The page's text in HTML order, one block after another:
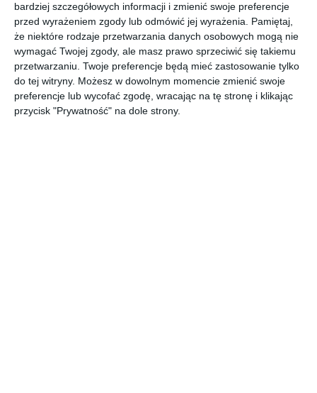
bardziej szczegółowych informacji i zmienić swoje preferencje
przed wyrażeniem zgody lub odmówić jej wyrażenia. Pamiętaj,
że niektóre rodzaje przetwarzania danych osobowych mogą nie
wymagać Twojej zgody, ale masz prawo sprzeciwić się takiemu
przetwarzaniu. Twoje preferencje będą mieć zastosowanie tylko
do tej witryny. Możesz w dowolnym momencie zmienić swoje
preferencje lub wycofać zgodę, wracając na tę stronę i klikając
przycisk "Prywatność" na dole strony.
INSPIRACJA
schody modułowe
Hamburg